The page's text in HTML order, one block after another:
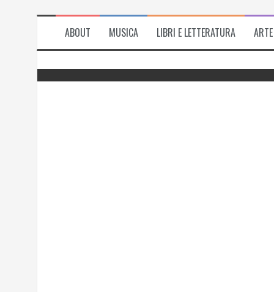
ABOUT MUSICA LIBRI E LETTERATURA ARTE